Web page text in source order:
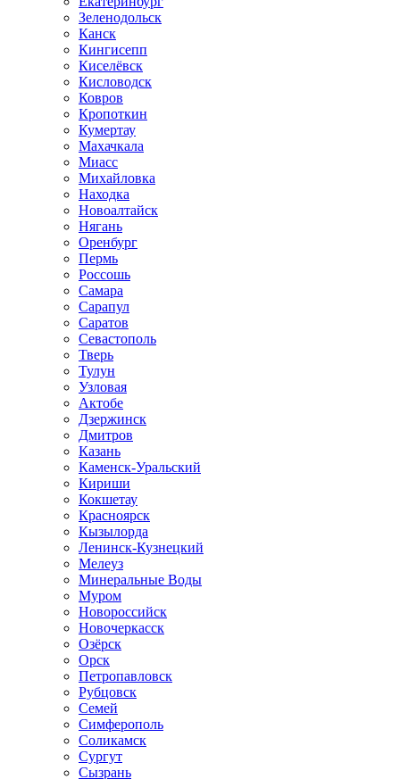
Зеленодольск
Канск
Кингисепп
Киселёвск
Кисловодск
Ковров
Кропоткин
Кумертау
Махачкала
Миасс
Михайловка
Находка
Новоалтайск
Нягань
Оренбург
Пермь
Россошь
Самара
Сарапул
Саратов
Севастополь
Тверь
Тулун
Узловая
Актобе
Дзержинск
Дмитров
Казань
Каменск-Уральский
Кириши
Кокшетау
Красноярск
Кызылорда
Ленинск-Кузнецкий
Мелеуз
Минеральные Воды
Муром
Новороссийск
Новочеркасск
Озёрск
Орск
Петропавловск
Рубцовск
Семей
Симферополь
Соликамск
Сургут
Сызрань